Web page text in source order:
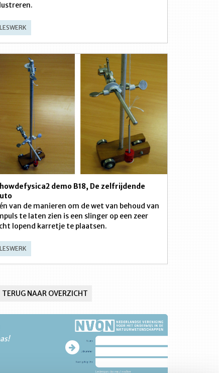
LESWERK
demo B18, De zelfrijdende
van de manieren om de wet van behoud van
te laten zien is een slinger op een zeer
lopend karretje te plaatsen.
LESWERK
TERUG NAAR OVERZICHT